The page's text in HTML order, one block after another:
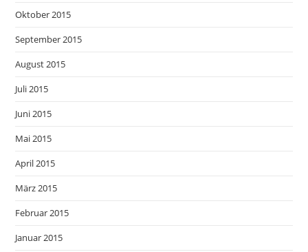
Oktober 2015
September 2015
August 2015
Juli 2015
Juni 2015
Mai 2015
April 2015
März 2015
Februar 2015
Januar 2015